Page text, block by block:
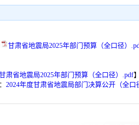
甘肃省地震局2025年部门预算（全口径）
肃省地震局2025年部门预算（全口径）.pdf
2024年度甘肃省地震局部门决算公开（全口